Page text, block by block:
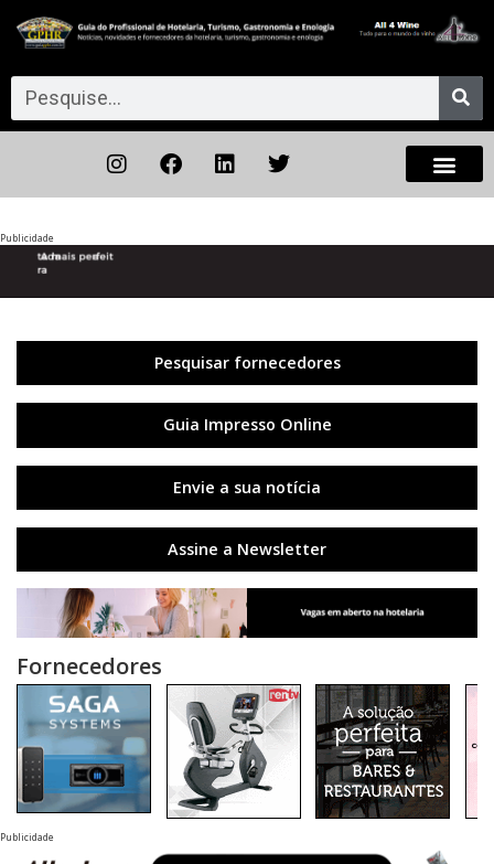
Publicidade
Pesquisar fornecedores
Guia Impresso Online
Envie a sua notícia
Assine a Newsletter
Fornecedores
Publicidade